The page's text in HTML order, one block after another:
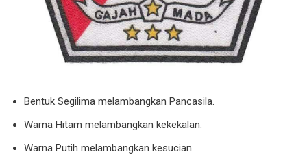
Bentuk Segilima melambangkan Pancasila.
Warna Hitam melambangkan kekekalan.
Warna Putih melambangkan kesucian.